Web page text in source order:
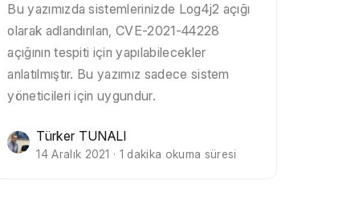
Bu yazımızda sistemlerinizde Log4j2 açığı
olarak adlandırılan, CVE-2021-44228
açığının tespiti için yapılabilecekler
anlatılmıştır. Bu yazımız sadece sistem
yöneticileri için uygundur.
Türker TUNALI
14 Aralık 2021 · 1 dakika okuma süresi